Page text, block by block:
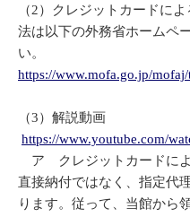
（2）クレジットカードに
法は以下の外務省ホームペ
い。
https://www.mofa.go.jp/
（3）解説動画
https://www.youtube.com/
ア クレジットカードによ
直接納付ではなく、指定代
ります。従って、当館から